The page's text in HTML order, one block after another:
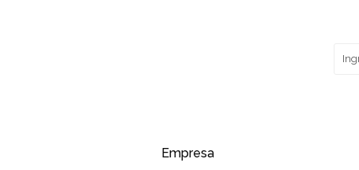
Empresa